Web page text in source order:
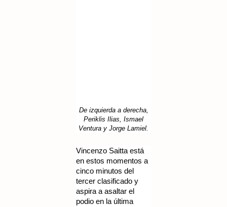
De izquierda a derecha,
Periklis Ilias, Ismael
Ventura y Jorge Lamiel.
Vincenzo Saitta está
en estos momentos a
cinco minutos del
tercer clasificado y
aspira a asaltar el
podio en la última